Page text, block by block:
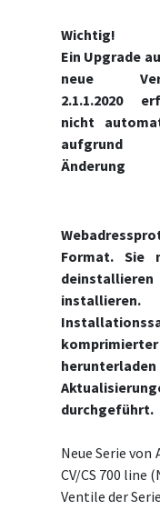
Wichtig!
Ein Upgrade
neue
2.1.1.2020
nicht
aufgrund
Änderung
Format. Sie
deinstallieren
durchgeführt.
Neue Serie von
CV/CS 700 line
Ventile der